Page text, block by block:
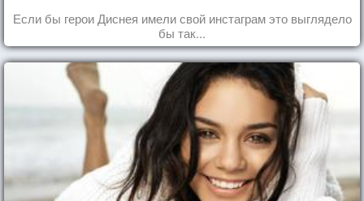
Если бы герои Диснея имели свой инстаграм это выглядело
бы так...